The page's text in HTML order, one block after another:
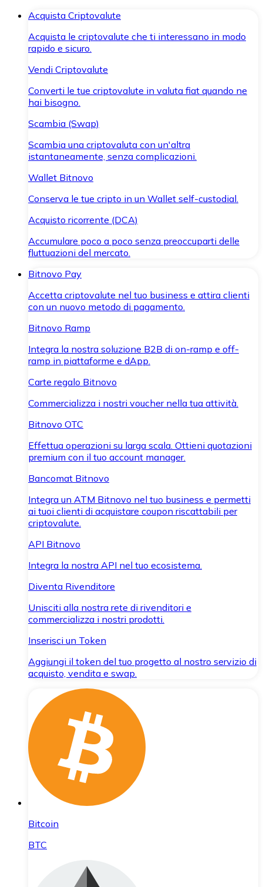
Acquista Criptovalute
Acquista le criptovalute che ti interessano in modo
rapido e sicuro.
Vendi Criptovalute
Converti le tue criptovalute in valuta fiat quando ne
hai bisogno.
Scambia (Swap)
Scambia una criptovaluta con un'altra
istantaneamente, senza complicazioni.
Wallet Bitnovo
Conserva le tue cripto in un Wallet self-custodial.
Acquisto ricorrente (DCA)
Accumulare poco a poco senza preoccuparti delle
fluttuazioni del mercato.
Bitnovo Pay
Accetta criptovalute nel tuo business e attira clienti
con un nuovo metodo di pagamento.
Bitnovo Ramp
Integra la nostra soluzione B2B di on-ramp e off-
ramp in piattaforme e dApp.
Carte regalo Bitnovo
Commercializza i nostri voucher nella tua attività.
Bitnovo OTC
Effettua operazioni su larga scala. Ottieni quotazioni
premium con il tuo account manager.
Bancomat Bitnovo
Integra un ATM Bitnovo nel tuo business e permetti
ai tuoi clienti di acquistare coupon riscattabili per
criptovalute.
API Bitnovo
Integra la nostra API nel tuo ecosistema.
Diventa Rivenditore
Unisciti alla nostra rete di rivenditori e
commercializza i nostri prodotti.
Inserisci un Token
Aggiungi il token del tuo progetto al nostro servizio di
acquisto, vendita e swap.
Bitcoin
BTC